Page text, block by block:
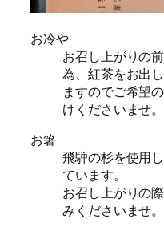
お冷や
お召し上がりの
為、紅茶をお出
ますのでご希望
けくださいませ。
お箸
飛騨の杉を使用
ています。
お召し上がりの
みくださいませ。